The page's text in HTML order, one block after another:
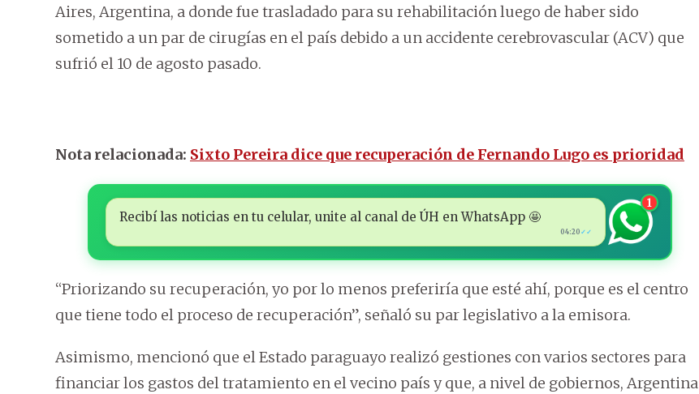
Aires, Argentina, a donde fue trasladado para su rehabilitación luego de haber sido
sometido a un par de cirugías en el país debido a un accidente cerebrovascular (ACV) que
sufrió el 10 de agosto pasado.
Nota relacionada: Sixto Pereira dice que recuperación de Fernando Lugo es prioridad
Recibí las noticias en tu celular, unite al canal de ÚH en WhatsApp 🤩
04:20 ✓✓
1
“Priorizando su recuperación, yo por lo menos preferiría que esté ahí, porque es el centro
que tiene todo el proceso de recuperación”, señaló su par legislativo a la emisora.
Asimismo, mencionó que el Estado paraguayo realizó gestiones con varios sectores para
financiar los gastos del tratamiento en el vecino país y que, a nivel de gobiernos, Argentina